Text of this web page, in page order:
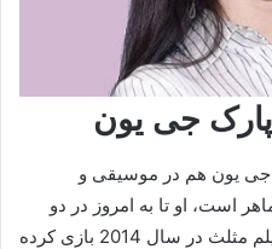
جی یون
جی یون هم در موسیقی و
است، او تا به امروز در دو
فیلم رویای بلند در سال 2012 و فیلم مثلث در سال 2014 بازی کرده